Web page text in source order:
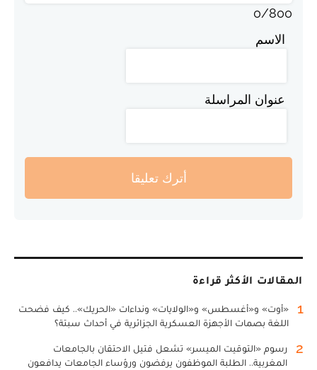
0/800
الاسم
عنوان المراسلة
أترك تعليقا
المقالات الأكثر قراءة
1
«أوت» و«أغسطس» و«الولايات» ونداءات «الحريك».. كيف فضحت
اللغة بصمات الأجهزة العسكرية الجزائرية في أحداث سبتة؟
2
رسوم «التوقيت الميسر» تشعل فتيل الاحتقان بالجامعات
المغربية.. الطلبة الموظفون يرفضون ورؤساء الجامعات يدافعون